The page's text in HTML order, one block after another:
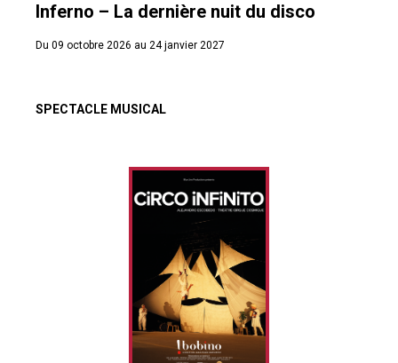
Inferno – La dernière nuit du disco
Du 09 octobre 2026 au 24 janvier 2027
SPECTACLE MUSICAL